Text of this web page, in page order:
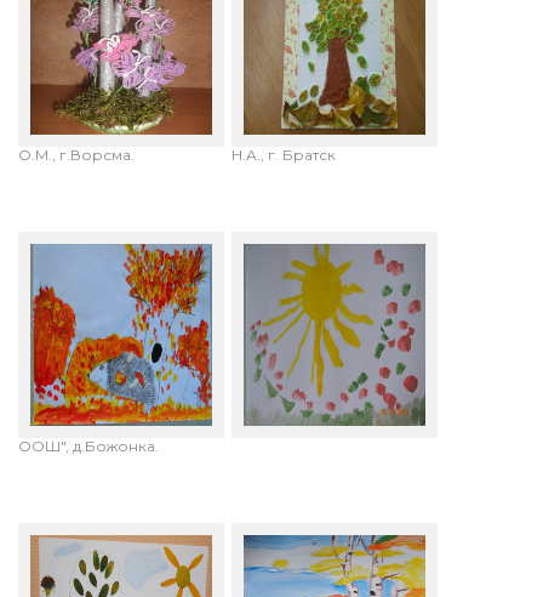
Терентьева Мария, 14 лет.
"Брызги осени".
Руководитель: Юленкова
О.М., г.Ворсма.
Фандевичева Елизавета, 3
года. "Падают листья".
Воспитатель: Остапчук
Н.А., г. Братск
Григорьева Елизавета, 7
лет. "Осенний пейзаж".
МАОУ "Новгородская
ООШ", д.Божонка.
Григорьева Софья, 4 года.
"Листопад".МАДОУ №26, д.
Божонка.